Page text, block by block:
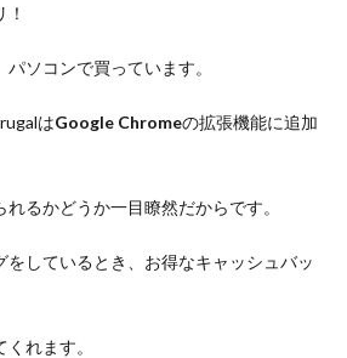
ソコンで買っています。
はGoogle Chromeの拡張機能に追加
るかどうか一目瞭然だからです。
をしているとき、お得なキャッシュバッ
れます。